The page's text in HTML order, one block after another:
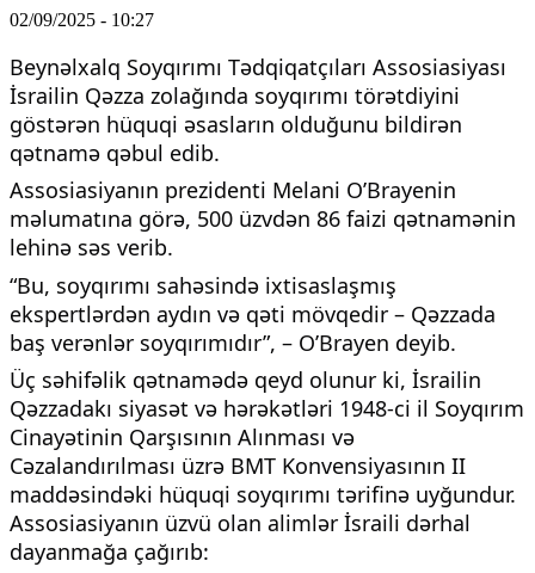
02/09/2025 - 10:27
Beynəlxalq Soyqırımı Tədqiqatçıları Assosiasiyası
İsrailin Qəzza zolağında soyqırımı törətdiyini
göstərən hüquqi əsasların olduğunu bildirən
qətnamə qəbul edib.
Assosiasiyanın prezidenti Melani O’Brayenin
məlumatına görə, 500 üzvdən 86 faizi qətnamənin
lehinə səs verib.
“Bu, soyqırımı sahəsində ixtisaslaşmış
ekspertlərdən aydın və qəti mövqedir – Qəzzada
baş verənlər soyqırımıdır”, – O’Brayen deyib.
Üç səhifəlik qətnamədə qeyd olunur ki, İsrailin
Qəzzadakı siyasət və hərəkətləri 1948-ci il Soyqırım
Cinayətinin Qarşısının Alınması və
Cəzalandırılması üzrə BMT Konvensiyasının II
maddəsindəki hüquqi soyqırımı tərifinə uyğundur.
Assosiasiyanın üzvü olan alimlər İsraili dərhal
dayanmağa çağırıb: